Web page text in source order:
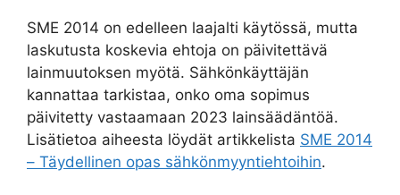
SME 2014 on edelleen laajalti käytössä, mutta
laskutusta koskevia ehtoja on päivitettävä
lainmuutoksen myötä. Sähkönkäyttäjän
kannattaa tarkistaa, onko oma sopimus
päivitetty vastaamaan 2023 lainsäädäntöä.
Lisätietoa aiheesta löydät artikkelista SME 2014
– Täydellinen opas sähkönmyyntiehtoihin.